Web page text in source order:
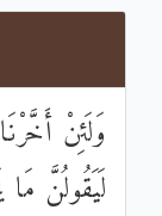
وَلَئِنْ
لَيَقُولُنَّ